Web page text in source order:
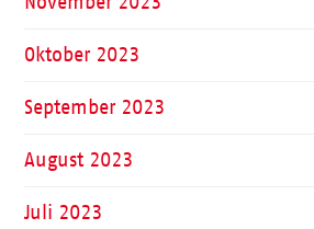
Oktober 2023
September 2023
August 2023
Juli 2023